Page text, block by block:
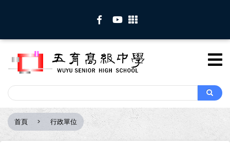
內
Search
Search
導
航
首頁 行政單位